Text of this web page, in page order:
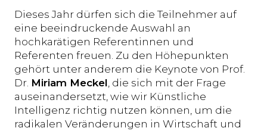
Dieses Jahr dürfen sich die Teilnehmer auf
eine beeindruckende Auswahl an
hochkarätigen Referentinnen und
Referenten freuen. Zu den Höhepunkten
gehört unter anderem die Keynote von Prof.
Dr. Miriam Meckel, die sich mit der Frage
auseinandersetzt, wie wir Künstliche
Intelligenz richtig nutzen können, um die
radikalen Veränderungen in Wirtschaft und